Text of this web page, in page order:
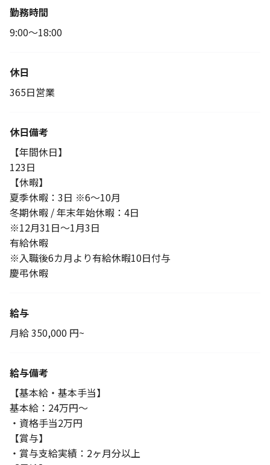
勤務時間
9:00～18:00
休日
365日営業
休日備考
【年間休日】
123日
【休暇】
夏季休暇：3日 ※6～10月
冬期休暇 / 年末年始休暇：4日
※12月31日～1月3日
有給休暇
※入職後6カ月より有給休暇10日付与
慶弔休暇
給与
月給 350,000 円~
給与備考
【基本給・基本手当】
基本給：24万円～
・資格手当2万円
【賞与】
・賞与支給実績：2ヶ月分以上